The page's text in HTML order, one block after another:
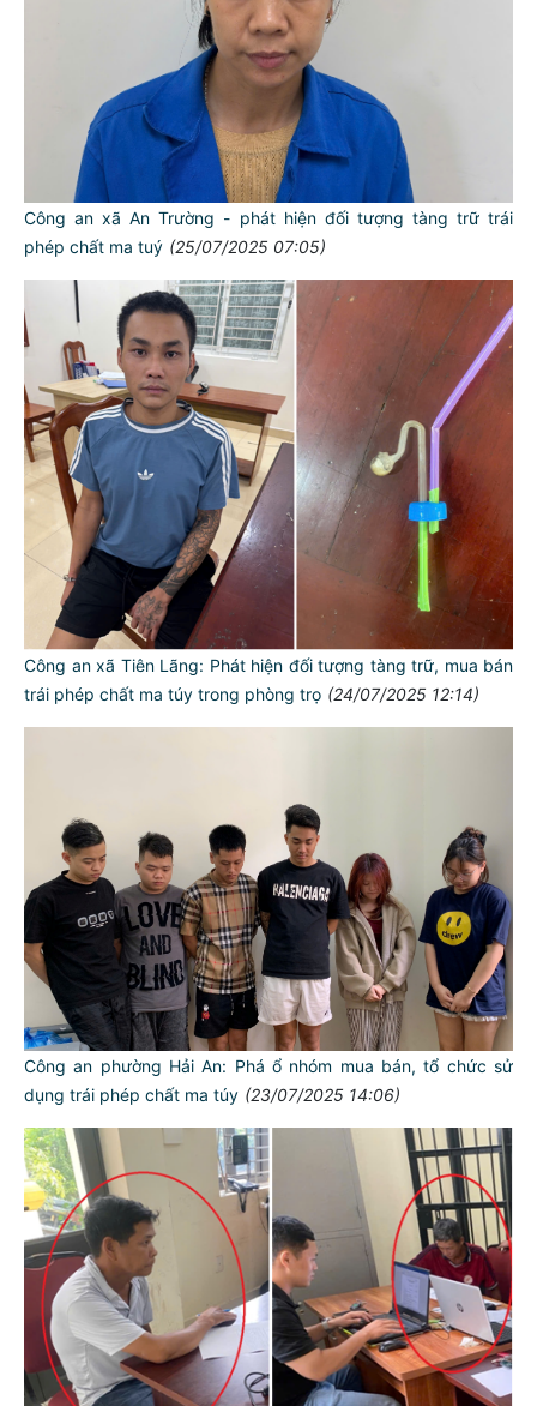
Công an xã An Trường - phát hiện đối tượng tàng trữ trái
phép chất ma tuý (25/07/2025 07:05)
Công an xã Tiên Lãng: Phát hiện đối tượng tàng trữ, mua bán
trái phép chất ma túy trong phòng trọ (24/07/2025 12:14)
Công an phường Hải An: Phá ổ nhóm mua bán, tổ chức sử
dụng trái phép chất ma túy (23/07/2025 14:06)